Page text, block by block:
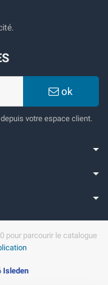
ok
votre espace client.
pour parcourir le catalogue
Isleden